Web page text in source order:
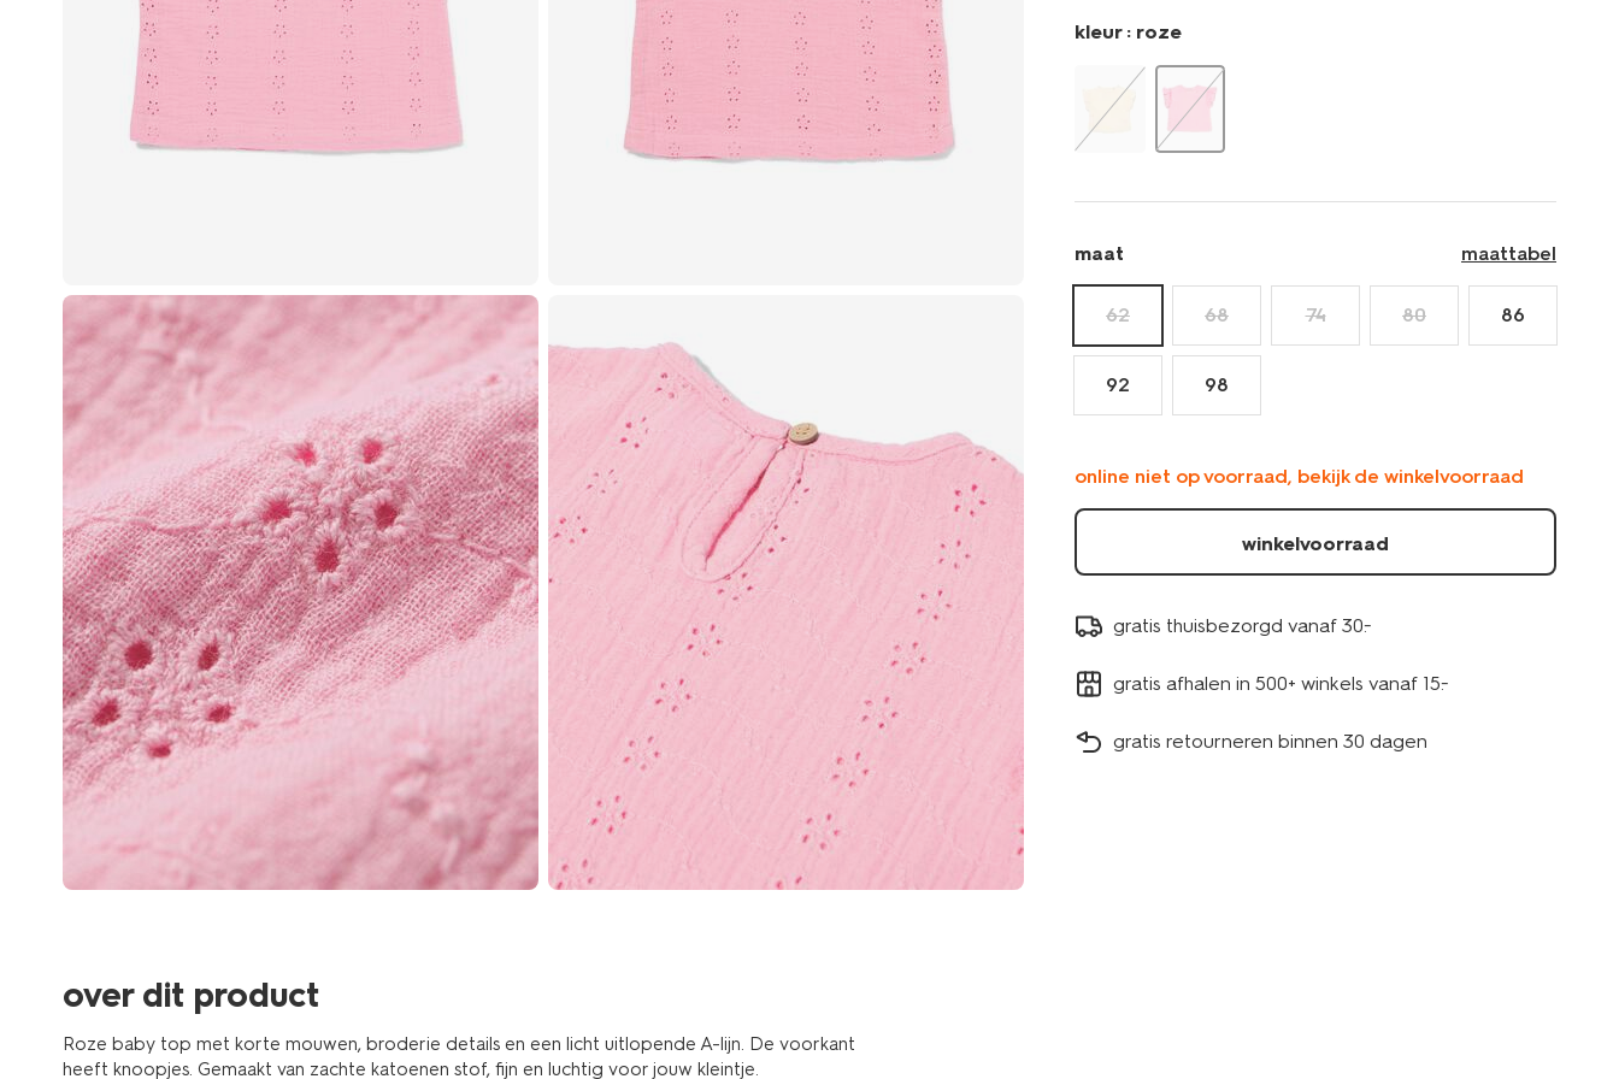
over dit product
Roze baby top met korte mouwen, broderie details en een licht uitlopende A-lijn. De voorkant
heeft knoopjes. Gemaakt van zachte katoenen stof, fijn en luchtig voor jouw kleintje.
kleur : roze
maat maattabel
62 68 74 80 86
92 98
online niet op voorraad, bekijk de winkelvoorraad
winkelvoorraad
gratis thuisbezorgd vanaf 30.-
gratis afhalen in 500+ winkels vanaf 15.-
gratis retourneren binnen 30 dagen